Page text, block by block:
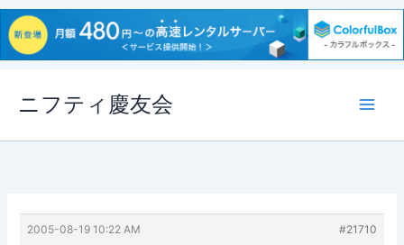
ス
ニフティ慶友会
2005-08-19 10:22 AM
#21710